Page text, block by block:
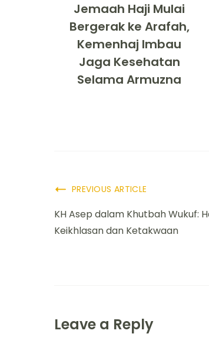
Jemaah Haji Mulai
Bergerak ke Arafah,
Kemenhaj Imbau
Jaga Kesehatan
Selama Armuzna
PREVIOUS ARTICLE
KH Asep dalam Khutbah Wukuf:
Keikhlasan dan Ketakwaan
Leave a Reply